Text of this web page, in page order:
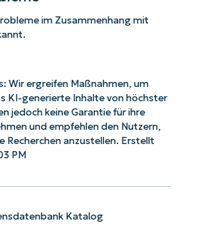
im Zusammenhang mit
Wir ergreifen Maßnahmen, um
KI-generierte Inhalte von höchster
jedoch keine Garantie für ihre
und empfehlen den Nutzern,
Recherchen anzustellen. Erstellt
PM
Katalog
NinjaOne AI-gesteuerten